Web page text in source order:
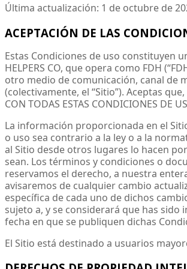
Última actualización: 1 de octubre de
ACEPTACIÓN DE LAS
Estas Condiciones de uso constituyen
HELPERS CO, que opera como FDH
otro medio de comunicación, canal de
(colectivamente, el “Sitio”). Aceptas
CON TODAS ESTAS CONDICIONES DE
La información proporcionada en el
o uso sea contrario a la ley o a la
al Sitio desde otros lugares lo hacen
sean. Los términos y condiciones o
reservamos el derecho, a nuestra
avisaremos de cualquier cambio
específica de cada uno de dichos
sujeto a, y se considerará que has
fecha en que se publiquen dichas
El Sitio está destinado a usuarios